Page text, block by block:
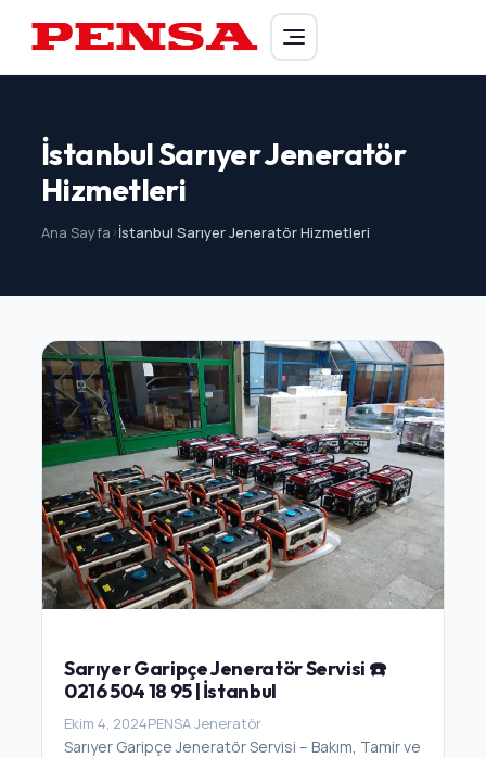
PENSA Generator
İstanbul Sarıyer Jeneratör
Hizmetleri
Ana Sayfa>İstanbul Sarıyer Jeneratör Hizmetleri
Sarıyer Garipçe Jeneratör Servisi ☎️
0216 504 18 95 | İstanbul
Ekim 4, 2024PENSA Jeneratör
Sarıyer Garipçe Jeneratör Servisi – Bakım, Tamir ve